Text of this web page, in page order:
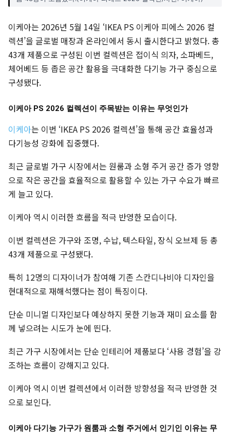
이케아는 2026년 5월 14일 ‘IKEA PS 이케아 피에스 2026 컬
렉션’을 글로벌 매장과 온라인에서 동시 출시한다고 밝혔다. 총
43개 제품으로 구성된 이번 컬렉션은 접이식 의자, 소파베드,
체어베드 등 좁은 공간 활용을 극대화한 다기능 가구 중심으로
구성됐다.
이케아 PS 2026 컬렉션이 주목받는 이유는 무엇인가
이케아는 이번 ‘IKEA PS 2026 컬렉션’을 통해 공간 효율성과
다기능성 강화에 집중했다.
최근 글로벌 가구 시장에서는 원룸과 소형 주거 공간 증가 영향
으로 작은 공간을 효율적으로 활용할 수 있는 가구 수요가 빠르
게 늘고 있다.
이케아 역시 이러한 흐름을 적극 반영한 모습이다.
이번 컬렉션은 가구와 조명, 수납, 텍스타일, 장식 오브제 등 총
43개 제품으로 구성됐다.
특히 12명의 디자이너가 참여해 기존 스칸디나비아 디자인을
현대적으로 재해석했다는 점이 특징이다.
단순 미니멀 디자인보다 예상하지 못한 기능과 재미 요소를 함
께 넣으려는 시도가 눈에 띈다.
최근 가구 시장에서는 단순 인테리어 제품보다 ‘사용 경험’을 강
조하는 흐름이 강해지고 있다.
이케아 역시 이번 컬렉션에서 이러한 방향성을 적극 반영한 것
으로 보인다.
이케아 다기능 가구가 원룸과 소형 주거에서 인기인 이유는 무